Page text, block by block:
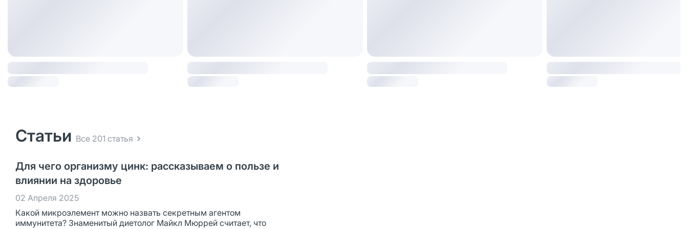
Статьи Все 201 статья
Для чего организму цинк: рассказываем о пользе и
влиянии на здоровье
02 Апреля 2025
Какой микроэлемент можно назвать секретным агентом
иммунитета? Знаменитый диетолог Майкл Мюррей считает, что